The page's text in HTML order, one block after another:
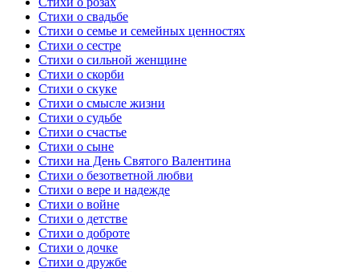
Стихи о свадьбе
Стихи о семье и семейных ценностях
Стихи о сестре
Стихи о сильной женщине
Стихи о скорби
Стихи о скуке
Стихи о смысле жизни
Стихи о судьбе
Стихи о счастье
Стихи о сыне
Стихи на День Святого Валентина
Стихи о безответной любви
Стихи о вере и надежде
Стихи о войне
Стихи о детстве
Стихи о доброте
Стихи о дочке
Стихи о дружбе